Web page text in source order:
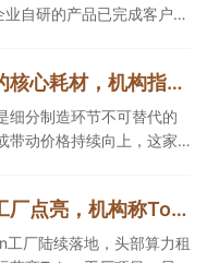
自研的产品已完成客户端
【盘中宝】芯片制造细分环节的核心耗材，机构指出短期供给缺口难以填补，或带动这类产品价格持续向上，这家公司拥有相关产能
细分制造环节不可替代的
带动价格持续向上，这家
【电报解读】北京市首个词元工厂点亮，机构称Token工厂陆续落地，头部算力租赁厂商卡位优势突出，这家公司已中标运营商Token工厂项目
厂陆续落地，头部算力租